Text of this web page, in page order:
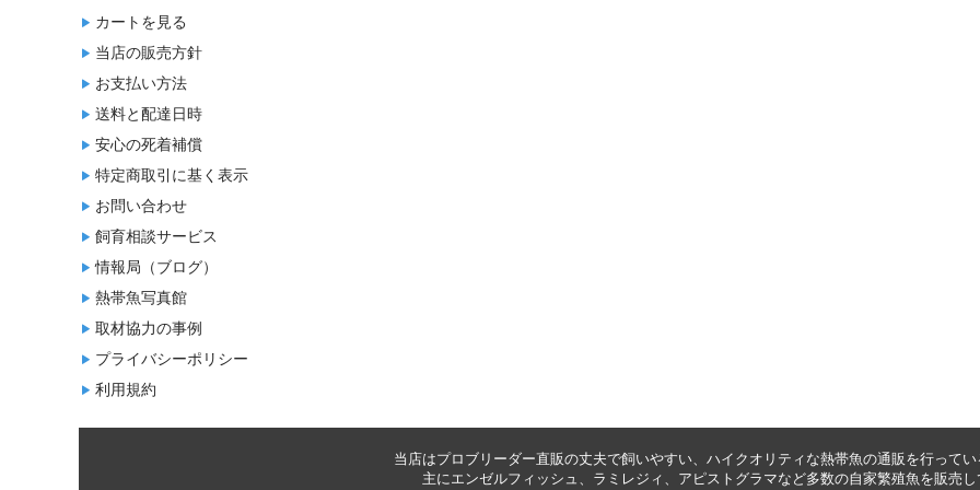
カートを見る
当店の販売方針
お支払い方法
送料と配達日時
安心の死着補償
特定商取引に基く表示
お問い合わせ
飼育相談サービス
情報局（ブログ）
熱帯魚写真館
取材協力の事例
プライバシーポリシー
利用規約
当店はプロブリーダー直販の丈夫で飼いやすい、ハイクオリティな熱帯魚の通販 を行ってい
主にエンゼルフィッシュ 、 ラミレジィ 、 アピストグラマなど多数の自家繁殖魚を販売 し